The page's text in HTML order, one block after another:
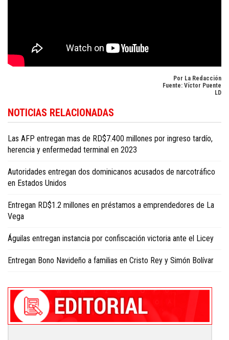
Por La Redacción
Fuente: Víctor Puente
LD
health and living news in English.
NOTICIAS RELACIONADAS
Las AFP entregan mas de RD$7.400 millones por ingreso tardío,
herencia y enfermedad terminal en 2023
Autoridades entregan dos dominicanos acusados de narcotráfico
en Estados Unidos
Entregan RD$1.2 millones en préstamos a emprendedores de La
Vega
Águilas entregan instancia por confiscación victoria ante el Licey
Entregan Bono Navideño a familias en Cristo Rey y Simón Bolívar